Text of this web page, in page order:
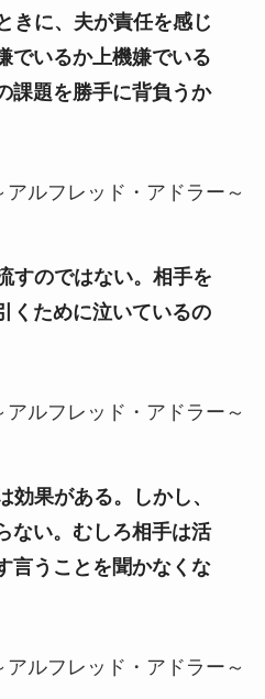
きに、夫が責任を感じ
でいるか上機嫌でいる
課題を勝手に背負うか
アルフレッド・アドラー～
すのではない。相手を
くために泣いているの
アルフレッド・アドラー～
効果がある。しかし、
ない。むしろ相手は活
言うことを聞かなくな
アルフレッド・アドラー～